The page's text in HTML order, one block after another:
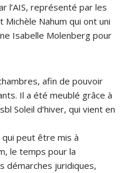
l’AIS, représenté par les
Michèle Nahum qui ont uni
Isabelle Molenberg pour
afin de pouvoir
Il a été meublé grâce à
Soleil d’hiver, qui vient en
qui peut être mis à
le temps pour la
démarches juridiques,